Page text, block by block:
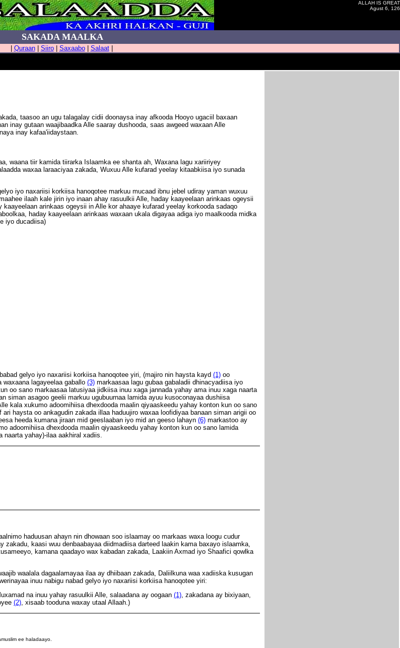
ALLAH IS GREAT
Agust 6, 126
SAKADA MAALKA
Quraan| Siiro| Saxaabo| Salaat|
taasoo an ugu talagalay cidii doonaysa inay afkooda Hooyo ugaciil baxaan
inay gutaan waajibaadka Alle saaray dushooda, saas awgeed waxaan Alle
inay kafaa'iidaystaan.
waana tiir kamida tiirarka Islaamka ee shanta ah, Waxana lagu xariiriyey
waxaa laraaciyaa zakada, Wuxuu Alle kufarad yeelay kitaabkiisa iyo sunada
iyo naxariisi korkiisa hanoqotee markuu mucaad ibnu jebel udiray yaman wuxuu
ilaah kale jirin iyo inaan ahay rasuulkii Alle, haday kaayeelaan arinkaas ogeysii
arinkaas ogeysii in Alle kor ahaaye kufarad yeelay korkooda sadaqo
haday kaayeelaan arinkaas waxaan ukala digayaa adiga iyo maalkooda midka
iyo ducadiisa)
gelyo iyo naxariisi korkiisa hanoqotee yiri, (majiro nin haysta kayd (1) oo
waxaana lagayeelaa gaballo (3) markaasaa lagu gubaa gabaladii dhinacyadiisa iyo
oo sano markaasaa latusiyaa jidkiisa inuu xaga jannada yahay ama inuu xaga naarta
siman asagoo geelii markuu ugubuurnaa lamida ayuu kusoconayaa dushiisa
kala xukumo adoomihiisa dhexdooda maalin qiyaaskeedu yahay konton kun oo sano
haysta oo ankagudin zakada illaa haduujiro waxaa loofidiyaa banaan siman arigii oo
heeda kumana jiraan mid geeslaaban iyo mid an geeso lahayn (6) markastoo ay
adoomihiisa dhexdooda maalin qiyaaskeedu yahay konton kun oo sano lamida
naarta yahay)-ilaa aakhiral xadiis.
haduusan ahayn nin dhowaan soo islaamay oo markaas waxa loogu cudur
kaasi wuu denbaabayaa diidmadiisa darteed laakin kama baxayo islaamka,
kamana qaadayo wax kabadan zakada, Laakiin Axmad iyo Shaafici qowlka
waalala dagaalamayaa ilaa ay dhiibaan zakada, Daliilkuna waa xadiiska kusugan
inuu nabigu nabad gelyo iyo naxariisi korkiisa hanoqotee yiri:
na inuu yahay rasuulkii Alle, salaadana ay oogaan (1) , zakadana ay bixiyaan,
(2) , xisaab tooduna waxay utaal Allaah.)
ee haladaayo.